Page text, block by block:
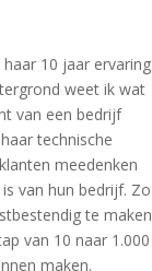
10 jaar ervaring
weet ik wat
van een bedrijf
technische
meedenken
van hun bedrijf. Zo
te maken
van 10 naar 1.000
maken.